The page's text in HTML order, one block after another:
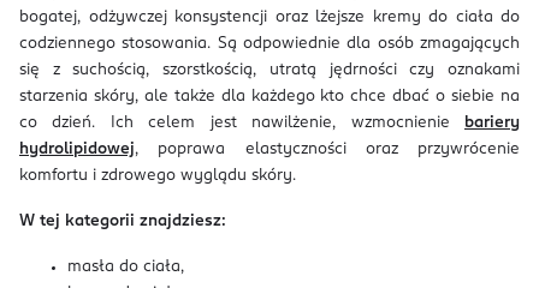
bogatej, odżywczej konsystencji oraz lżejsze kremy do ciała do
codziennego stosowania. Są odpowiednie dla osób zmagających
się z suchością, szorstkością, utratą jędrności czy oznakami
starzenia skóry, ale także dla każdego kto chce dbać o siebie na
co dzień. Ich celem jest nawilżenie, wzmocnienie bariery
hydrolipidowej, poprawa elastyczności oraz przywrócenie
komfortu i zdrowego wyglądu skóry.
W tej kategorii znajdziesz:
masła do ciała,